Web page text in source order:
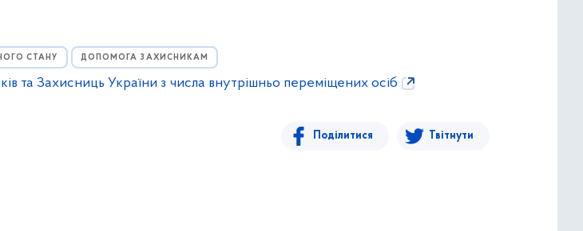
СТАНУ ДОПОМОГА ЗАХИСНИКАМ
та Захисниць України з числа внутрішньо переміщених осіб
Поділитися Твітнути